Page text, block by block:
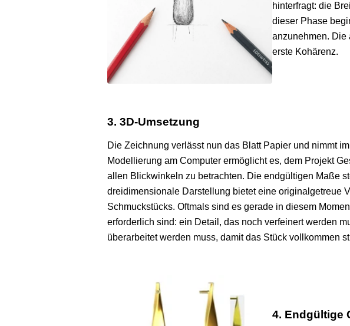
hinterfragt: die
dieser Phase
anzunehmen. Die
erste Kohärenz.
3. 3D-Umsetzung
Die Zeichnung verlässt nun das Blatt Papier und nimmt
Modellierung am Computer ermöglicht es, dem Projekt
allen Blickwinkeln zu betrachten. Die endgültigen Maße
dreidimensionale Darstellung bietet eine originalgetreue
Schmuckstücks. Oftmals sind es gerade in diesem
erforderlich sind: ein Detail, das noch verfeinert werden
überarbeitet werden muss, damit das Stück vollkommen
4. Endgültige